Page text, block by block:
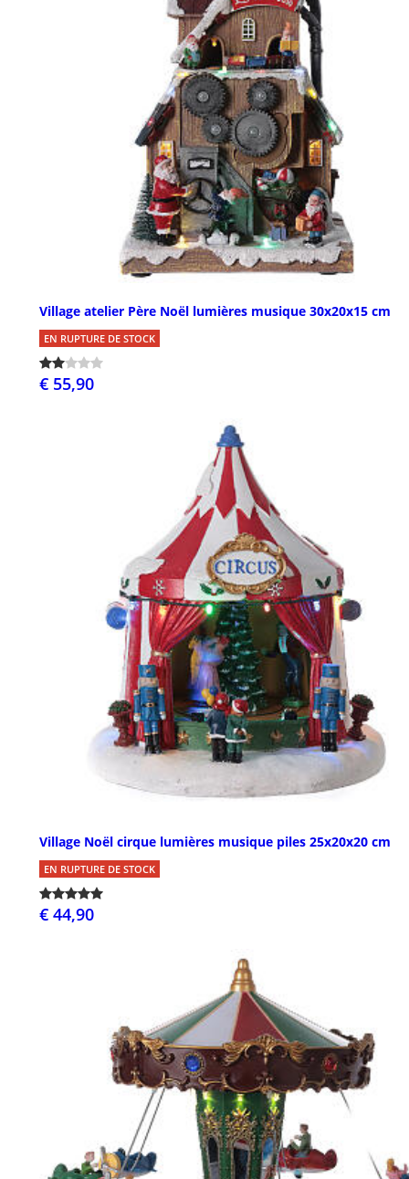
Village atelier Père Noël lumières musique 30x20x15 cm
EN RUPTURE DE STOCK
€ 55,90
Village Noël cirque lumières musique piles 25x20x20 cm
EN RUPTURE DE STOCK
€ 44,90